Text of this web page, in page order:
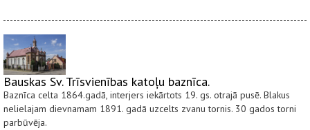
Bauskas Sv. Trīsvienības katoļu baznīca.
Baznīca celta 1864.gadā, interjers iekārtots 19. gs. otrajā pusē. Blakus
nelielajam dievnamam 1891. gadā uzcelts zvanu tornis. 30 gados torni
parbūvēja.